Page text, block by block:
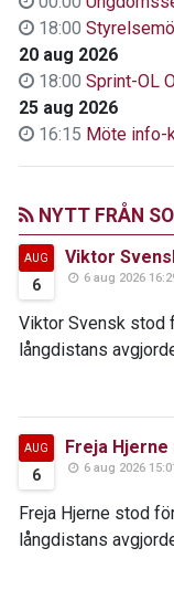
18:00
20 aug 2026
18:00 Sprint-OL
25 aug 2026
16:15 Möte info-
NYTT FRÅN
AUG
6
Viktor
6 aug 2026
Viktor Svensk stod
långdistans
AUG
6
Freja
6 aug 2026 15:01
Freja Hjerne stod
långdistans